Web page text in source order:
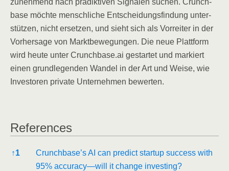
zuneh­mend nach prä­dik­ti­ven Signa­len suchen. Crunch­
ba­se möch­te mensch­li­che Ent­schei­dungs­fin­dung unter­
stüt­zen, nicht erset­zen, und sieht sich als Vor­rei­ter in der
Vor­her­sa­ge von Markt­be­we­gun­gen. Die neue Platt­form
wird heu­te unter Crunchbase.ai gestar­tet und mar­kiert
einen grund­le­gen­den Wan­del in der Art und Wei­se, wie
Inves­to­ren pri­va­te Unter­neh­men bewerten.
Refe­ren­ces
Refe­ren­ces
↑1
Crunchbase’s AI can pre­dict start­up suc­cess with
95% accuracy—will it chan­ge investing?